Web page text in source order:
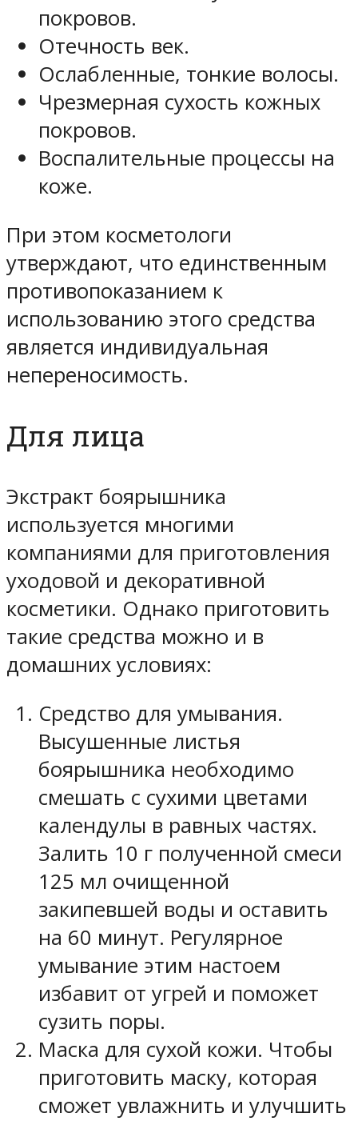
покровов.
Отечность век.
Ослабленные, тонкие волосы.
Чрезмерная сухость кожных
покровов.
Воспалительные процессы на
коже.
При этом косметологи
утверждают, что единственным
противопоказанием к
использованию этого средства
является индивидуальная
непереносимость.
Для лица
Экстракт боярышника
используется многими
компаниями для приготовления
уходовой и декоративной
косметики. Однако приготовить
такие средства можно и в
домашних условиях:
Средство для умывания.
Высушенные листья
боярышника необходимо
смешать с сухими цветами
календулы в равных частях.
Залить 10 г полученной смеси
125 мл очищенной
закипевшей воды и оставить
на 60 минут. Регулярное
умывание этим настоем
избавит от угрей и поможет
сузить поры.
Маска для сухой кожи. Чтобы
приготовить маску, которая
сможет увлажнить и улучшить